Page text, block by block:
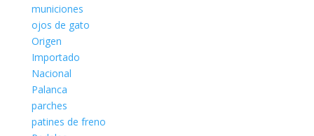
municiones
ojos de gato
Origen
Importado
Nacional
Palanca
parches
patines de freno